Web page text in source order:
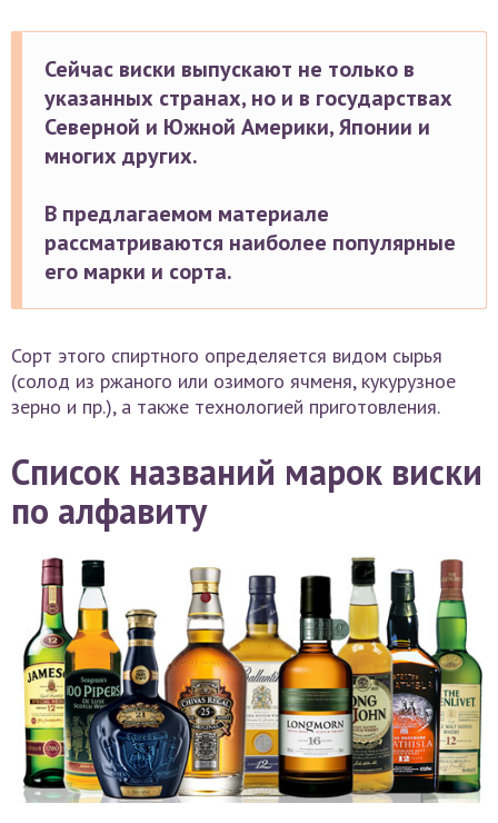
Сейчас виски выпускают не только в
указанных странах, но и в государствах
Северной и Южной Америки, Японии и
многих других.
В предлагаемом материале
рассматриваются наиболее популярные
его марки и сорта.
Сорт этого спиртного определяется видом сырья
(солод из ржаного или озимого ячменя, кукурузное
зерно и пр.), а также технологией приготовления.
Список названий марок виски
по алфавиту